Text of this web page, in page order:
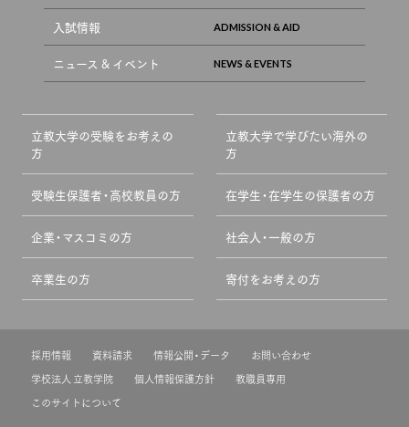
入試情報
ニュース & イベント
立教大学の受験をお考えの
方
立教大学で学びたい海外の
方
受験生保護者・高校教員の方 在学生・在学生の保護者の方
企業・マスコミの方 社会人・一般の方
卒業生の方 寄付をお考えの方
採用情報 資料請求 情報公開・データ
お問い合わせ
学校法人 立教学院
個人情報保護方針
教職員専用
このサイトについて